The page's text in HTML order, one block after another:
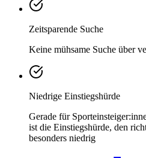
Zeitsparende Suche
Keine mühsame Suche über
Niedrige Einstiegshürde
Gerade für
ist die Einstiegshürde, den
besonders niedrig